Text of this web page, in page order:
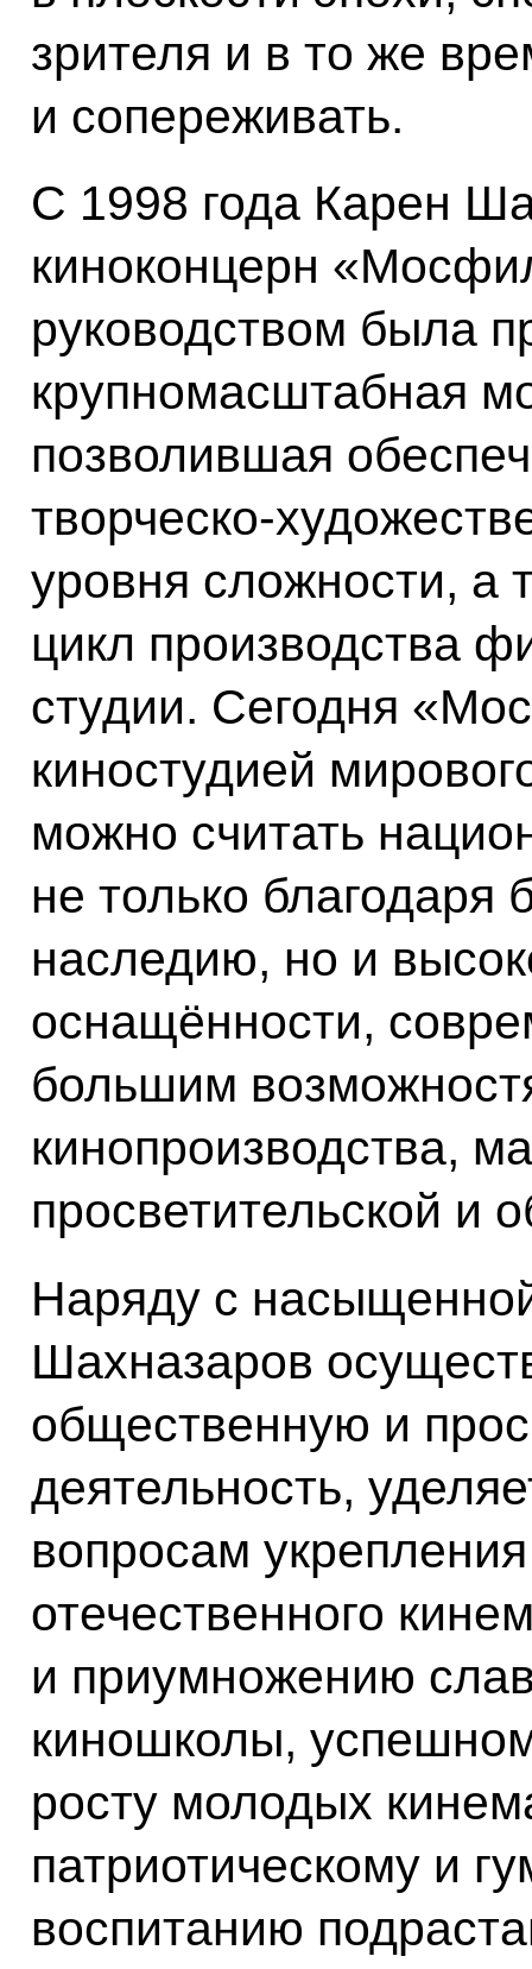
зрителя и в то же
и сопереживать.
С 1998 года Карен
киноконцерн
руководством была
крупномасштабная
позволившая
творческо-
уровня сложности, а
цикл производства
студии. Сегодня
киностудией
можно считать
не только благодаря
наследию, но и
оснащённости,
большим
кинопроизводства,
просветительской и
Наряду с
Шахназаров
общественную и
деятельность,
вопросам
отечественного
и приумножению
киношколы,
росту молодых
патриотическому и
воспитанию